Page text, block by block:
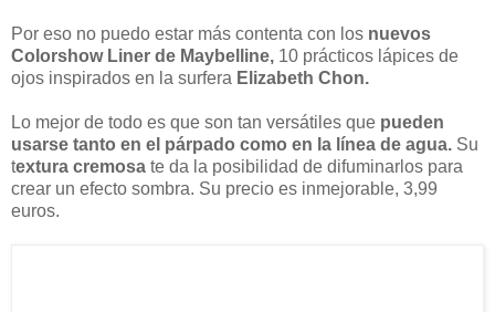
Por eso no puedo estar más contenta con los nuevos
Colorshow Liner de Maybelline, 10 prácticos lápices de
ojos inspirados en la surfera Elizabeth Chon.
Lo mejor de todo es que son tan versátiles que pueden
usarse tanto en el párpado como en la línea de agua. Su
textura cremosa te da la posibilidad de difuminarlos para
crear un efecto sombra. Su precio es inmejorable, 3,99
euros.